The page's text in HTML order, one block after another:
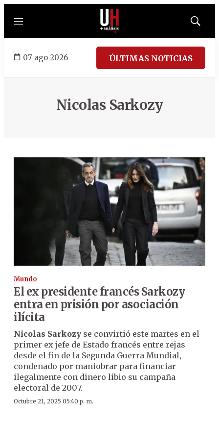
Menú
Mostrar
07 ago 2026 ÚLTIMAS NOTICIAS
Nicolas Sarkozy
Mundo
El ex presidente francés Sarkozy
entra en prisión por asociación
ilícita
Nicolas Sarkozy se convirtió este martes en el
primer ex jefe de Estado francés entre rejas
desde el fin de la Segunda Guerra Mundial,
condenado por maniobrar para financiar
ilegalmente con dinero libio su campaña
electoral de 2007.
Octubre 21, 2025 05:40 p. m.